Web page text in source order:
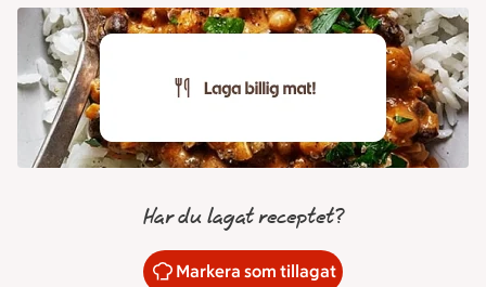
Har du lagat receptet?
Markera som tillagat